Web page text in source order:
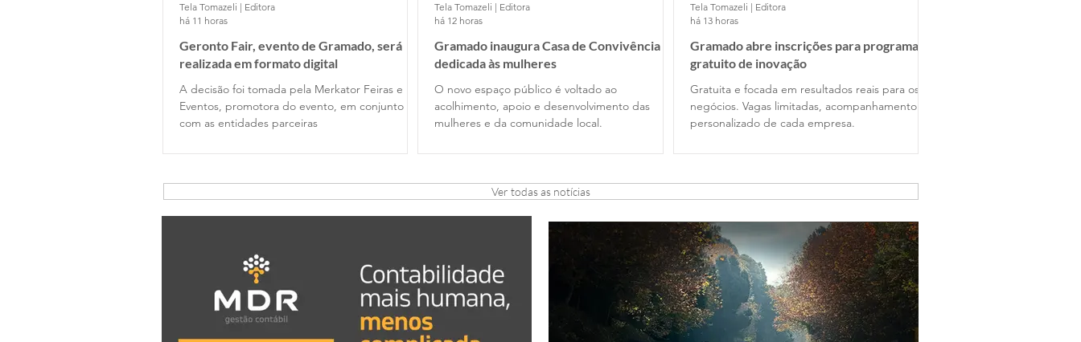
Geronto Fair, evento de Gramado, será
realizada em formato digital
A decisão foi tomada pela Merkator Feiras e
Eventos, promotora do evento, em conjunto
com as entidades parceiras
Tela Tomazeli | Editora
há 11 horas
Gramado inaugura Casa de Convivência
dedicada às mulheres
O novo espaço público é voltado ao
acolhimento, apoio e desenvolvimento das
mulheres e da comunidade local.
Tela Tomazeli | Editora
há 12 horas
Gramado abre inscrições para programa
gratuito de inovação
Gratuita e focada em resultados reais para os
negócios. Vagas limitadas, acompanhamento
personalizado de cada empresa.
Tela Tomazeli | Editora
há 13 horas
Ver todas as notícias